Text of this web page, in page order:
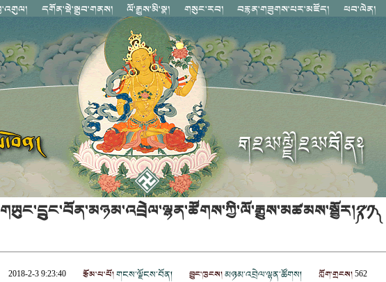
གཡུང་དྲུང་བོན་མཉམ་འབྲེལ་ལྷན་ཚོགས་ཀྱི་ལོ་རྒྱུས་མཚམས་སྦྱོར།༼༢༡༽
2018-2-3 9:23:40 རྩོམ་པ་པོ།གངས་ལྗོངས་བོན། བྱུང་ཁུངས།མཉམ་འབྲེལ་ལྷན་ཚོགས། ཀློག་གྲངས། 562